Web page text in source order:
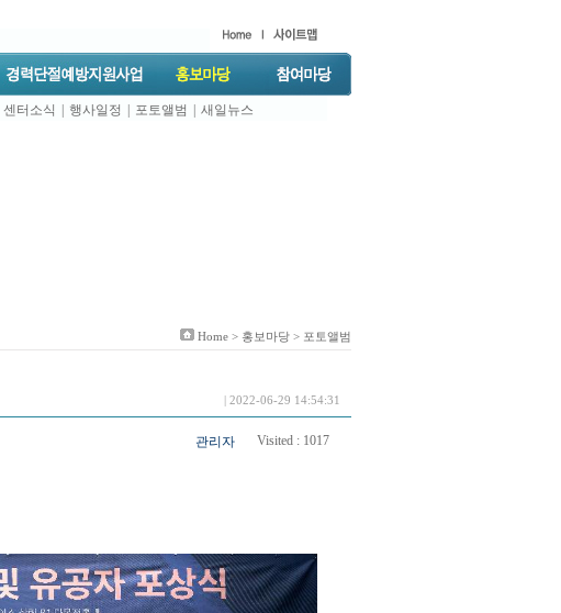
센터소식 행사일정 포토앨범 새일뉴스
Home > 홍보마당 > 포토앨범
| 2022-06-29 14:54:31
관리자 Visited : 1017